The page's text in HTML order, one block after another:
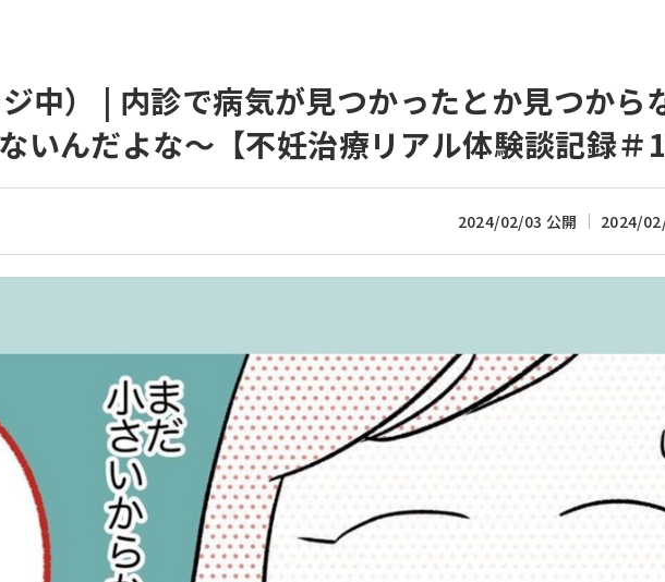
中） | 内診で病気が見つかったとか見つから
いんだよな～【不妊治療リアル体験談記録＃
2024/02/03 公開 2024/